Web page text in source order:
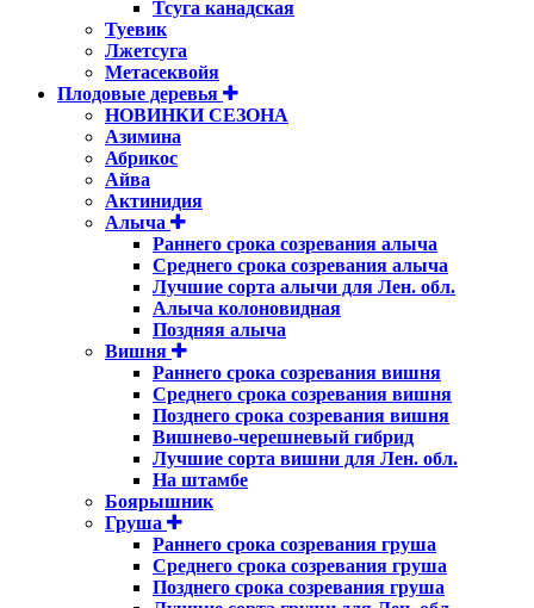
Тсуга канадская
Туевик
Лжетсуга
Метасеквойя
Плодовые деревья
НОВИНКИ СЕЗОНА
Азимина
Абрикос
Айва
Актинидия
Алыча
Раннего срока созревания алыча
Среднего срока созревания алыча
Лучшие сорта алычи для Лен. обл.
Алыча колоновидная
Поздняя алыча
Вишня
Раннего срока созревания вишня
Среднего срока созревания вишня
Позднего срока созревания вишня
Вишнево-черешневый гибрид
Лучшие сорта вишни для Лен. обл.
На штамбе
Боярышник
Груша
Раннего срока созревания груша
Среднего срока созревания груша
Позднего срока созревания груша